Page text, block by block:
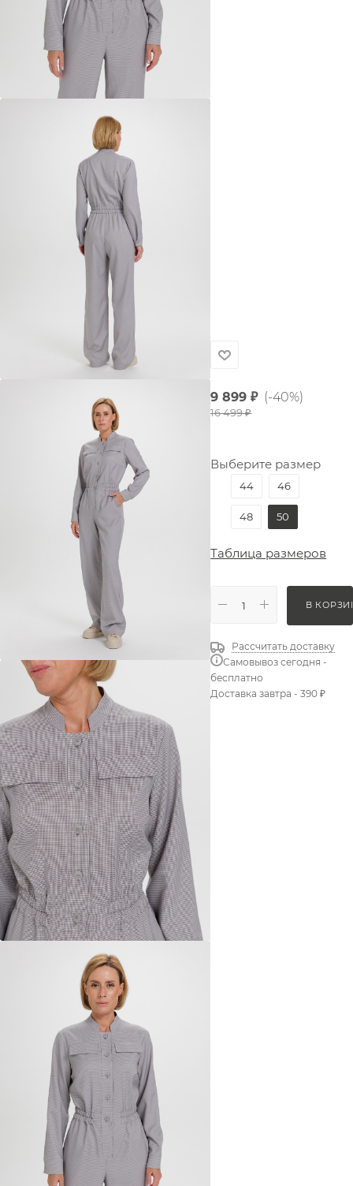
9 899 ₽ (-40%)
16 499₽
Выберите размер
44 46
48 50
Таблица размеров
В
Рассчитать доставку
Самовывоз сегодня -
бесплатно
Доставка завтра - 390 ₽